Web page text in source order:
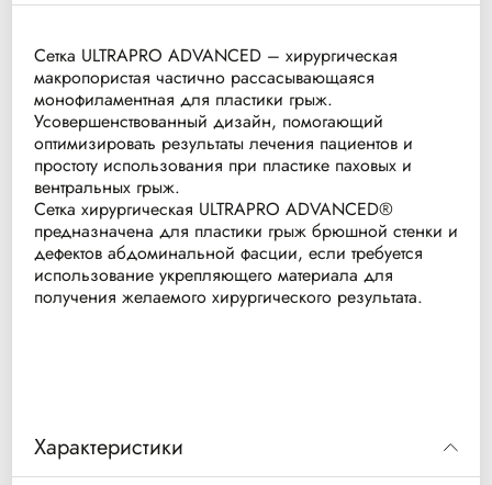
Характеристики
Сетка ULTRAPRO ADVANCED – хирургическая
макропористая частично рассасывающаяся
монофиламентная для пластики грыж.
Усовершенствованный дизайн, помогающий
оптимизировать результаты лечения пациентов и
простоту использования при пластике паховых и
вентральных грыж.
Сетка хирургическая ULTRAPRO ADVANCED®
предназначена для пластики грыж брюшной стенки и
дефектов абдоминальной фасции, если требуется
использование укрепляющего материала для
получения желаемого хирургического результата.